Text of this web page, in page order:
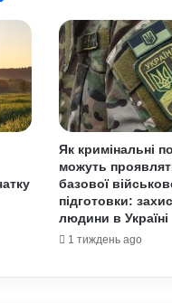
Як кримінальні
можуть
базової
підготовки:
людини в Україні
1 тиждень ago